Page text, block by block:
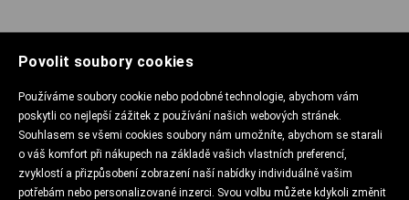
Povolit soubory cookies
Používáme soubory cookie nebo podobné technologie, abychom vám
poskytli co nejlepší zážitek z používání našich webových stránek.
Souhlasem se všemi cookies soubory nám umožníte, abychom se starali
o váš komfort při nákupech na základě vašich vlastních preferencí,
zvyklostí a přizpůsobení zobrazení naší nabídky individuálně vašim
potřebám nebo personalizované inzerci. Svou volbu můžete kdykoli změnit